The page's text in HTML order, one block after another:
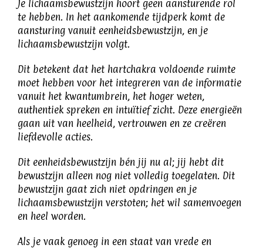
Je lichaamsbewustzijn hoort geen aansturende rol
te hebben. In het aankomende tijdperk komt de
aansturing vanuit eenheidsbewustzijn, en je
lichaamsbewustzijn volgt.
Dit betekent dat het hartchakra voldoende ruimte
moet hebben voor het integreren van de informatie
vanuit het kwantumbrein, het hoger weten,
authentiek spreken en intuïtief zicht. Deze energieën
gaan uit van heelheid, vertrouwen en ze creëren
liefdevolle acties.
Dit eenheidsbewustzijn bén jij nu al; jij hebt dit
bewustzijn alleen nog niet volledig toegelaten. Dit
bewustzijn gaat zich niet opdringen en je
lichaamsbewustzijn verstoten; het wil samenvoegen
en heel worden.
Als je vaak genoeg in een staat van vrede en